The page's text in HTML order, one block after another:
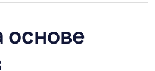
основе